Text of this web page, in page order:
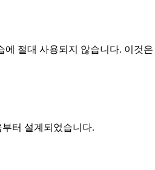
에 절대 사용되지 않습니다. 이것
터 설계되었습니다.